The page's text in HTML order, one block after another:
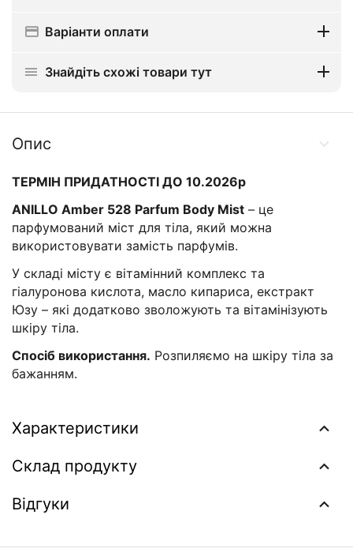
Варіанти оплати
Знайдіть схожі товари тут
Опис
ТЕРМІН ПРИДАТНОСТІ ДО 10.2026р
ANILLO Amber 528 Parfum Body Mist – це
парфумований міст для тіла, який можна
використовувати замість парфумів.
У складі місту є вітамінний комплекс та
гіалуронова кислота, масло кипариса, екстракт
Юзу – які додатково зволожують та вітамінізують
шкіру тіла.
Спосіб використання. Розпиляємо на шкіру тіла за
бажанням.
Характеристики
Склад продукту
Відгуки